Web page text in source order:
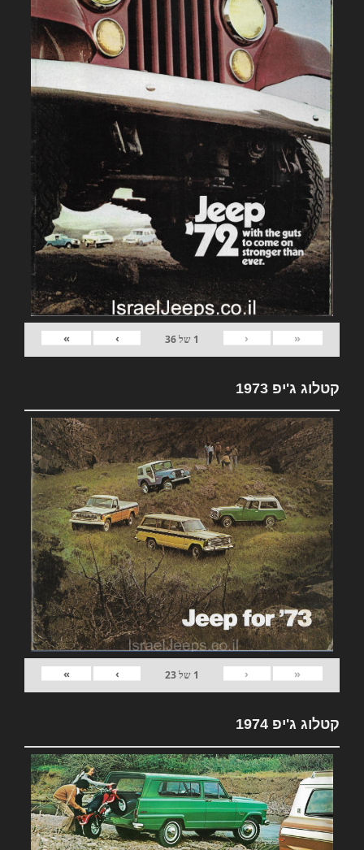
«
‹
1 של36
›
»
קטלוג ג'יפ 1973
«
‹
1 של23
›
»
קטלוג ג'יפ 1974